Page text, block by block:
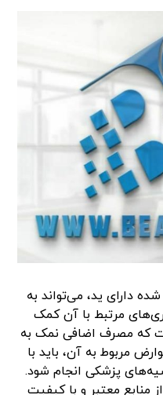
دارای ید، می‌تواند به
مرتبط با آن کمک
که مصرف اضافی نمک به
مربوط به آن، باید با
پزشکی انجام شود.
معتبر و با کیفیت